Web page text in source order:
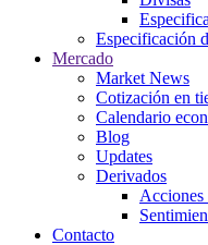
Especificación
Mercado
Market News
Cotización en
Calendario
Blog
Updates
Derivados
Acciones
Contacto